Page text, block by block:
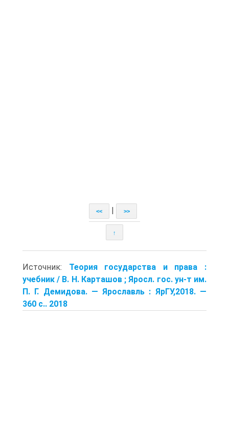
<< >>
↑
Источник: Теория государства и права :
учебник / В. Н. Карташов ; Яросл. гос. ун-т им.
П. Г. Демидова. — Ярославль : ЯрГУ,2018. —
360 с.. 2018